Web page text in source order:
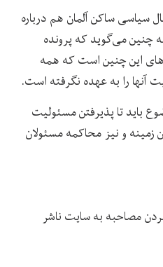
سیاسی ساکن آلمان هم درباره
چنین می‌گوید که پرونده
این چنین است که همه
آنها را به عهده نگرفته است.
باید تا پذیرفتن مسئولیت
زمینه و نیز محاکمه مسئولان
مصاحبه به سایت ناشر